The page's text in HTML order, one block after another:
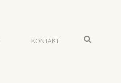
KONTAKT